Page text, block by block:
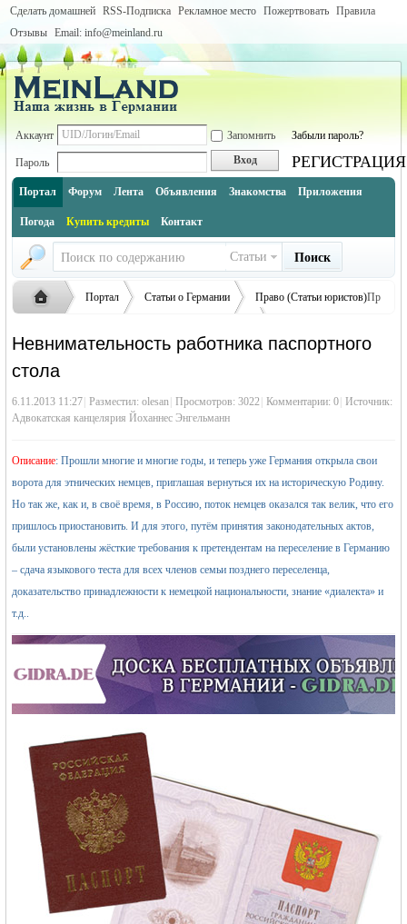
Сделать домашней RSS-Подписка Рекламное место Пожертвовать Правила
Отзывы Email: info@meinland.ru
Аккаунт Запомнить Забыли пароль?
Пароль Вход РЕГИСТРАЦИЯ
Портал Форум Лента Объявления Знакомства Приложения
Погода Купить кредиты Контакт
Статьи Поиск
Русская
жизнь и
Германии -
Портал Статьи о Германии Право (Статьи юристов)
›
Пр
Невнимательность работника паспортного
стола
6.11.2013 11:27 Разместил:olesan Просмотров: 3022 Комментарии: 0 Источник:
Адвокатская канцелярия Йоханнес Энгельманн
Описание: Прошли многие и многие годы, и теперь уже Германия открыла свои
ворота для этнических немцев, приглашая вернуться их на историческую Родину.
Но так же, как и, в своё время, в Россию, поток немцев оказался так велик, что его
пришлось приостановить. И для этого, путём принятия законодательных актов,
были установлены жёсткие требования к претендентам на переселение в Германию
– сдача языкового теста для всех членов семьи позднего переселенца,
доказательство принадлежности к немецкой национальности, знание «диалекта» и
т.д..